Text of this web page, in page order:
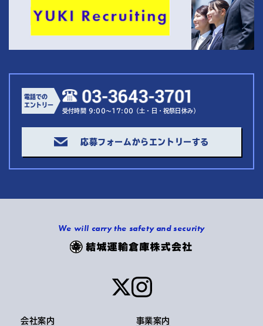
電話での
エントリー
受付時間 9:00～17:00（土・日・祝祭日休み）
応募フォームからエントリーする
We will carry the safety and security
会社案内 事業案内